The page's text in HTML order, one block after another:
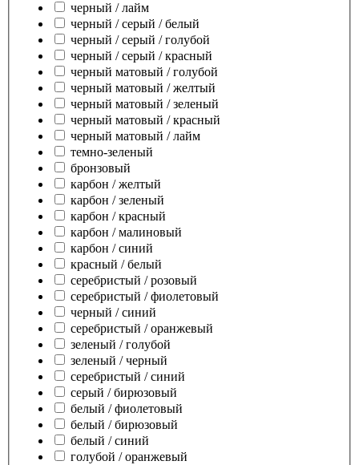
черный / лайм
черный / серый / белый
черный / серый / голубой
черный / серый / красный
черный матовый / голубой
черный матовый / желтый
черный матовый / зеленый
черный матовый / красный
черный матовый / лайм
темно-зеленый
бронзовый
карбон / желтый
карбон / зеленый
карбон / красный
карбон / малиновый
карбон / синий
красный / белый
серебристый / розовый
серебристый / фиолетовый
черный / синий
серебристый / оранжевый
зеленый / голубой
зеленый / черный
серебристый / синий
серый / бирюзовый
белый / фиолетовый
белый / бирюзовый
белый / синий
голубой / оранжевый